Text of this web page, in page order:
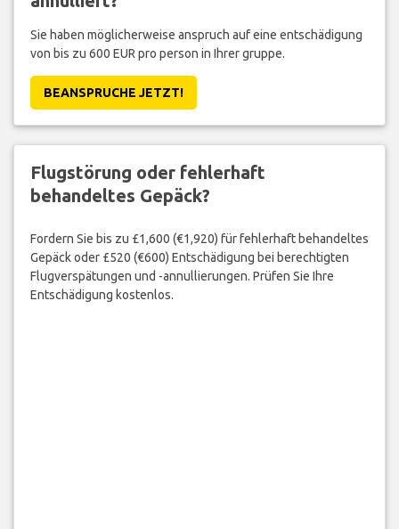
Sie haben möglicherweise anspruch auf eine entschädigung
von bis zu 600 EUR pro person in Ihrer gruppe.
BEANSPRUCHE JETZT!
Flugstörung oder fehlerhaft
behandeltes Gepäck?
Fordern Sie bis zu £1,600 (€1,920) für fehlerhaft behandeltes
Gepäck oder £520 (€600) Entschädigung bei berechtigten
Flugverspätungen und -annullierungen. Prüfen Sie Ihre
Entschädigung kostenlos.